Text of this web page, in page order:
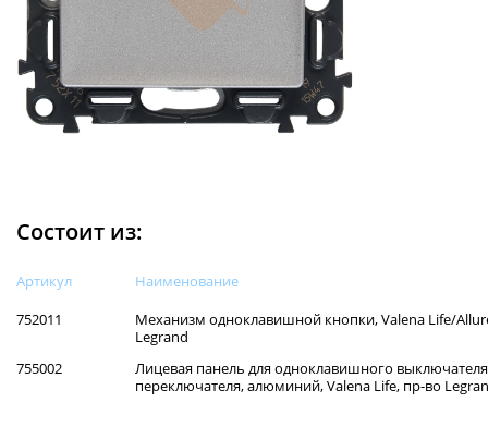
Состоит из:
Артикул
Наименованиe
752011
Механизм одноклавишной кнопки, Valena Life/
Legrand
755002
Лицевая панель для одноклавишного
переключателя, алюминий, Valena Life, пр-во